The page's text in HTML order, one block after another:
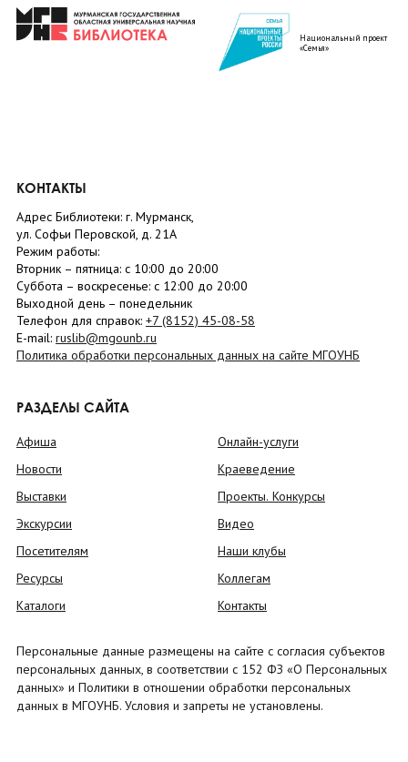
Национальный проект
«Семья»
КОНТАКТЫ
Адрес Библиотеки: г. Мурманск,
ул. Софьи Перовской, д. 21А
Режим работы:
Вторник – пятница: с 10:00 до 20:00
Суббота – воскресенье: c 12:00 до 20:00
Выходной день – понедельник
Телефон для справок: +7 (8152) 45-08-58
E-mail: ruslib@mgounb.ru
Политика обработки персональных данных на сайте МГОУНБ
РАЗДЕЛЫ САЙТА
Афиша
Новости
Выставки
Экскурсии
Посетителям
Ресурсы
Каталоги
Онлайн-услуги
Краеведение
Проекты. Конкурсы
Видео
Наши клубы
Коллегам
Контакты
Персональные данные размещены на сайте с согласия субъектов
персональных данных, в соответствии с 152 ФЗ «О Персональных
данных» и Политики в отношении обработки персональных
данных в МГОУНБ. Условия и запреты не установлены.